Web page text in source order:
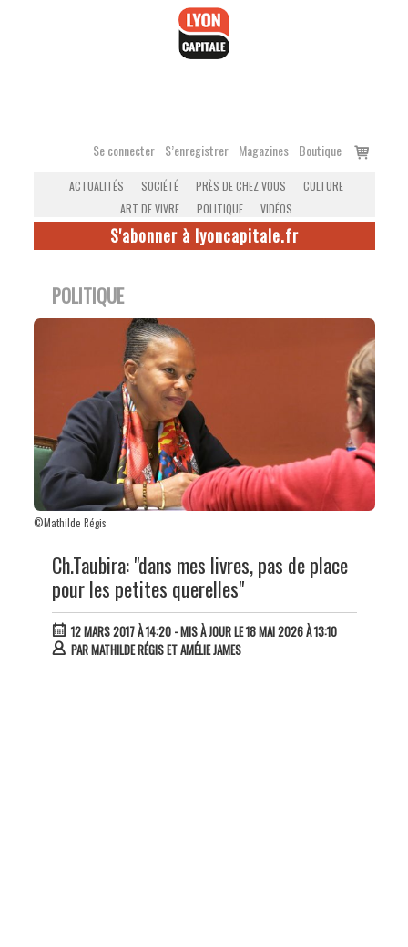
Se connecter S’enregistrer Magazines Boutique
Voir
ACTUALITÉS SOCIÉTÉ PRÈS DE CHEZ VOUS
CULTURE
ART DE VIVRE
POLITIQUE VIDÉOS
S'abonner à lyoncapitale.fr
POLITIQUE
©Mathilde Régis
Ch.Taubira: "dans mes livres, pas de place
pour les petites querelles"
12 MARS 2017 À 14:20- MIS À JOUR LE 18 MAI 2026 À 13:10
PARMATHILDE RÉGIS ET AMÉLIE JAMES